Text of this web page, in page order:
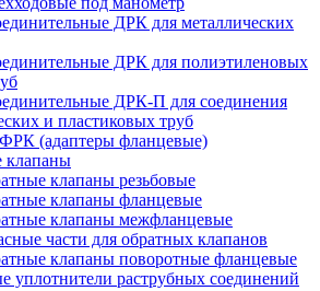
ДРК для металлических
ДРК для полиэтиленовых
ДРК-П для соединения
и пластиковых труб
(адаптеры фланцевые)
клапаны
клапаны резьбовые
клапаны фланцевые
клапаны межфланцевые
части для обратных клапанов
клапаны поворотные фланцевые
уплотнители раструбных соединений